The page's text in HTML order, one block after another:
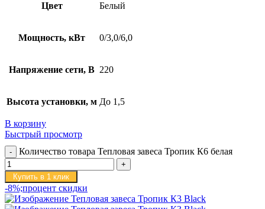
Цвет Белый
Мощность, кВт 0/3,0/6,0
Напряжение сети, В 220
Высота установки, м До 1,5
В корзину
Быстрый просмотр
Количество товара Тепловая завеса Тропик К6 белая
Купить в 1 клик
-8%;процент скидки